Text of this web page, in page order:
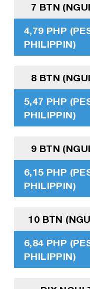
7 BTN
4,79 PHP
PHILIPPIN)
8 BTN
5,47 PHP
PHILIPPIN)
9 BTN
6,15 PHP
PHILIPPIN)
10 BTN
6,84 PHP
PHILIPPIN)